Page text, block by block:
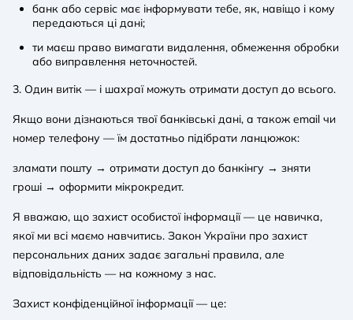
банк або сервіс має інформувати тебе, як, навіщо і кому
передаються ці дані;
ти маєш право вимагати видалення, обмеження обробки
або виправлення неточностей.
3. Один витік — і шахраї можуть отримати доступ до всього.
Якщо вони дізнаються твої банківські дані, а також email чи
номер телефону — їм достатньо підібрати ланцюжок:
зламати пошту → отримати доступ до банкінгу → зняти
гроші → оформити мікрокредит.
Я вважаю, що захист особистої інформації — це навичка,
якої ми всі маємо навчитись. Закон України про захист
персональних даних задає загальні правила, але
відповідальність — на кожному з нас.
Захист конфіденційної інформації — це: